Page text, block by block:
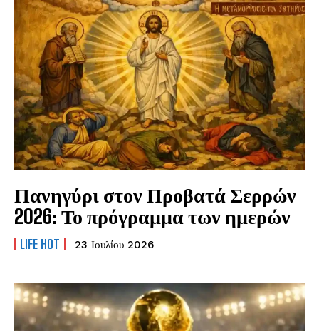
Πανηγύρι στον Προβατά Σερρών
2026: Το πρόγραμμα των ημερών
LIFE HOT 23 Ιουλίου 2026